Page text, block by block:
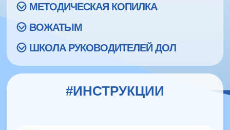
МЕТОДИЧЕСКАЯ КОПИЛКА
ВОЖАТЫМ
ШКОЛА РУКОВОДИТЕЛЕЙ ДОЛ
#ИНСТРУКЦИИ